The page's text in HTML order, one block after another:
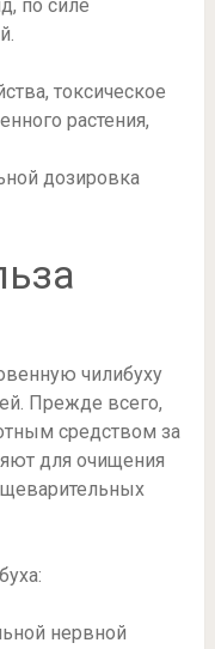
по силе
дозировка
чилибуху
Прежде всего,
средством за
для очищения
нервной